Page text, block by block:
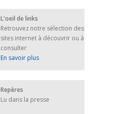
L'oeil de links
Retrouvez notre sélection des
sites internet à découvrir ou à
consulter
En savoir plus
Repères
Lu dans la presse